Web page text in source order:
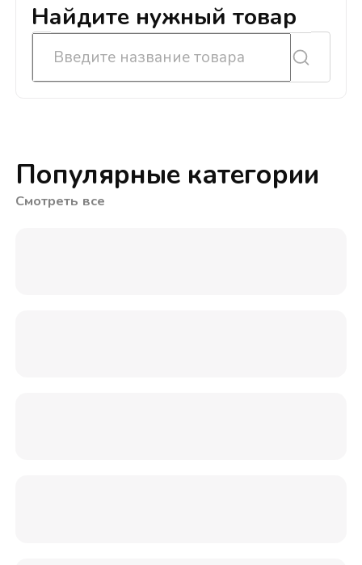
Найдите нужный товар
Популярные категории
Смотреть все